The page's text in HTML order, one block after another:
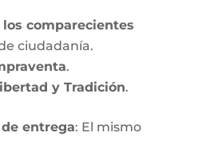
comparecientes
ciudadanía.
.
y Tradición.
entrega: El mismo